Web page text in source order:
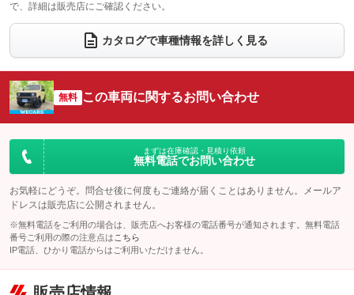
ウォークスルー
：装備なし
電動リアゲート フロントカメラ
：装備なし
：装備なし ：装備なし
サイドカメラ
：装備なし ルーフレール
：装備なし
：装備なし
：装備なし
で、詳細は販売店にご確認ください。
カタログで車種情報を詳しく見る
無料 この車両に関するお問い合わせ
まずは在庫確認・見積り依頼
無料電話でお問い合わせ
お気軽にどうぞ。問合せ後に何度もご連絡が届くことはありません。メールア
ドレスは販売店に公開されません。
※無料電話をご利用の場合は、販売店へお客様の電話番号が通知されます。無料電話
番号ご利用の際の注意点は こちら
IP電話、ひかり電話からはご利用いただけません。